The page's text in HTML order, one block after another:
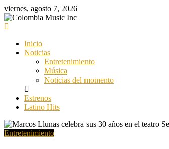
Saltar
al
contenido
viernes, agosto 7, 2026
Colombia
Music
Inc
Inicio
Noticias
Entretenimiento
Música
Noticias del momento
Estrenos
Latino Hits
Entretenimiento